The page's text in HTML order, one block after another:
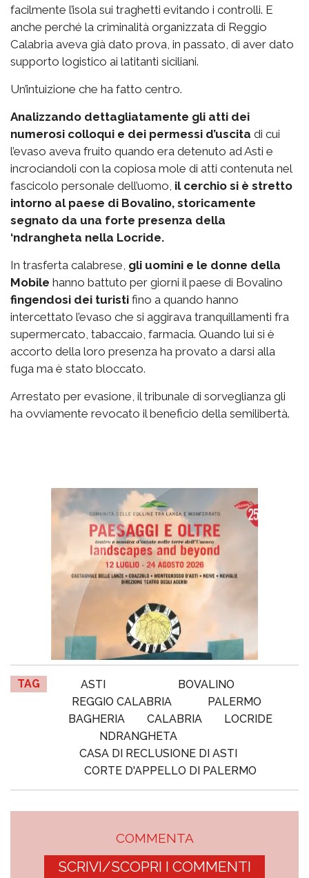
facilmente l’isola sui traghetti evitando i controlli. E
anche perché la criminalità organizzata di Reggio
Calabria aveva già dato prova, in passato, di aver dato
supporto logistico ai latitanti siciliani.
Un’intuizione che ha fatto centro.
Analizzando dettagliatamente gli atti dei
numerosi colloqui e dei permessi d’uscita di cui
l’evaso aveva fruito quando era detenuto ad Asti e
incrociandoli con la copiosa mole di atti contenuta nel
fascicolo personale dell’uomo, il cerchio si è stretto
intorno al paese di Bovalino, storicamente
segnato da una forte presenza della
‘ndrangheta nella Locride.
In trasferta calabrese, gli uomini e le donne della
Mobile hanno battuto per giorni il paese di Bovalino
fingendosi dei turisti fino a quando hanno
intercettato l’evaso che si aggirava tranquillamenti fra
supermercato, tabaccaio, farmacia. Quando lui si è
accorto della loro presenza ha provato a darsi alla
fuga ma è stato bloccato.
Arrestato per evasione, il tribunale di sorveglianza gli
ha ovviamente revocato il beneficio della semilibertà.
TAG ASTI
BOVALINO
REGGIO CALABRIA
PALERMO
BAGHERIA
CALABRIA
LOCRIDE
NDRANGHETA
CASA DI RECLUSIONE DI ASTI
CORTE D'APPELLO DI PALERMO
COMMENTA
SCRIVI/SCOPRI I COMMENTI